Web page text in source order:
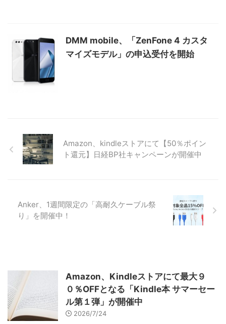
DMM mobile、「ZenFone 4 カスタ
マイズモデル」の申込受付を開始
Amazon、kindleストアにて【50％ポイン
ト還元】日経BP社キャンペーンが開催中
Anker、1週間限定の「高耐久ケーブル祭
り」を開催中！
Amazon、Kindleストアにて最大９
０％OFFとなる「Kindle本 サマーセー
ル第１弾」が開催中
2026/7/24